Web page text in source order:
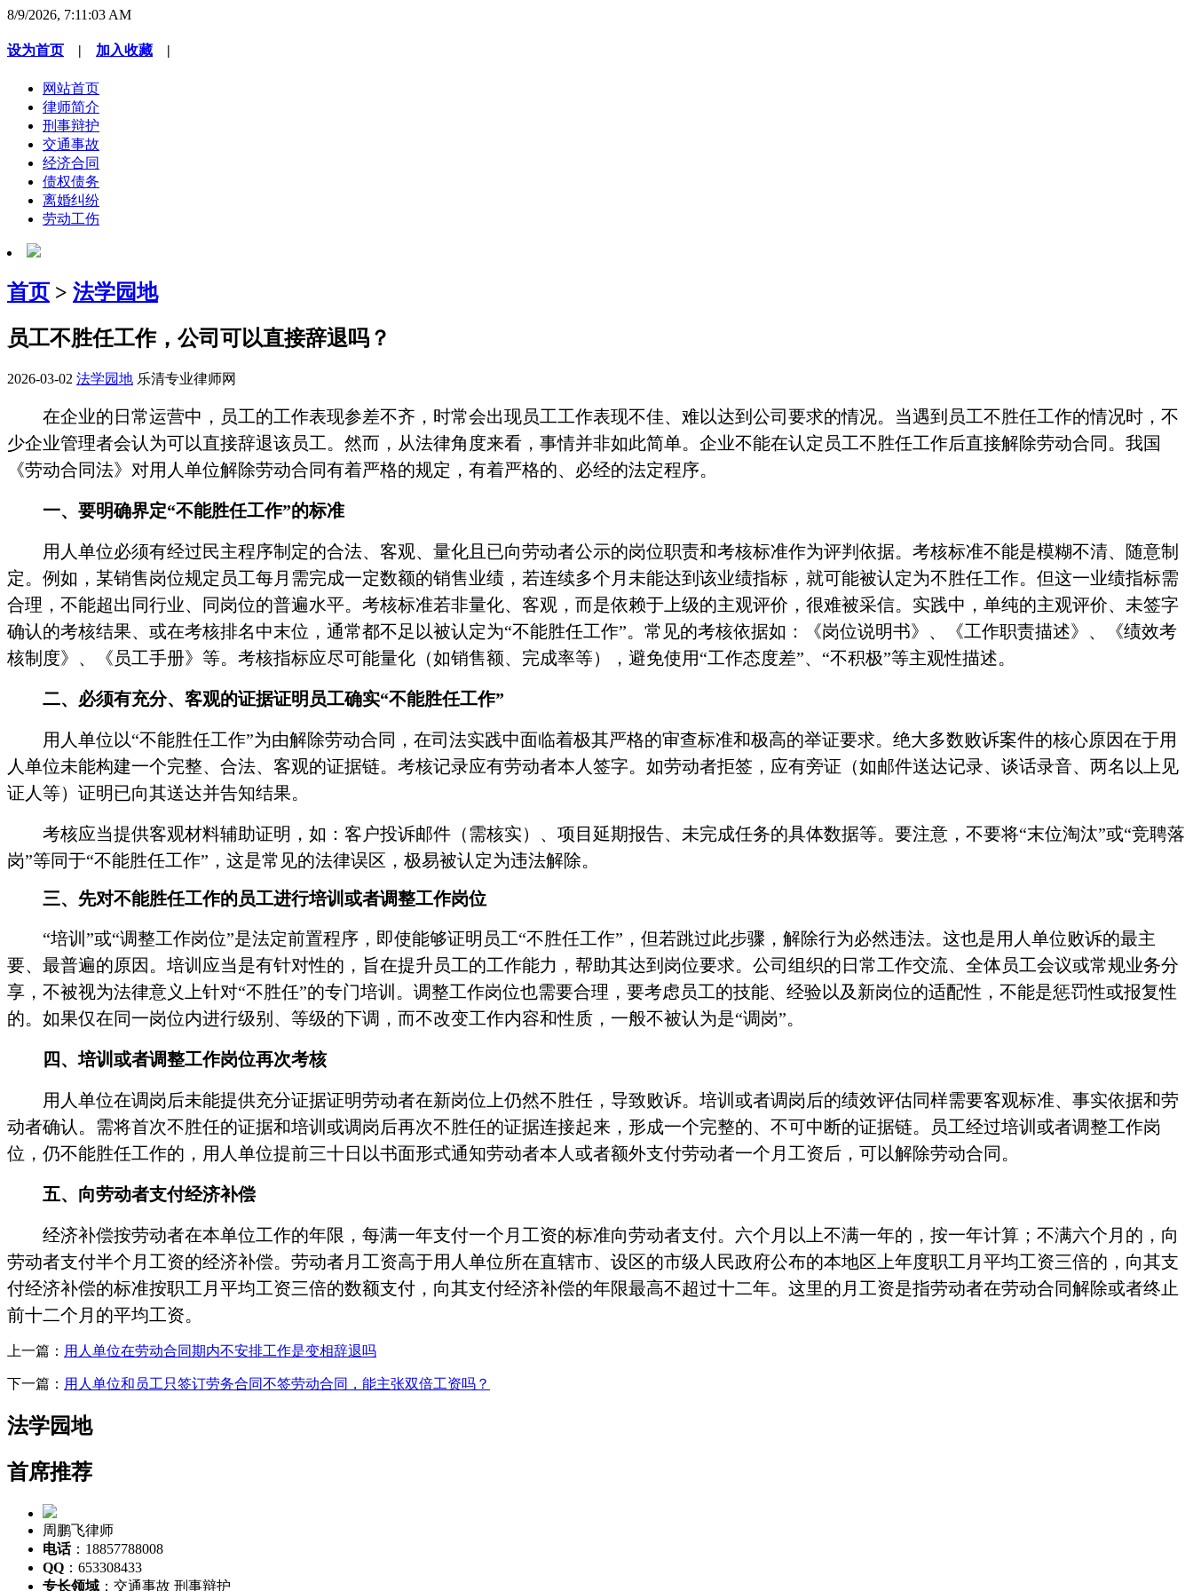
8/9/2026, 7:11:03 AM
设为首页 | 加入收藏 |
网站首页
律师简介
刑事辩护
交通事故
经济合同
债权债务
离婚纠纷
劳动工伤
首页 > 法学园地
员工不胜任工作，公司可以直接辞退吗？
2026-03-02 法学园地 乐清专业律师网
在企业的日常运营中，员工的工作表现参差不齐，时常会出现员工工作表现不佳、难以达到公司要求的情况。当遇到员工不胜任工作的情况时，不
少企业管理者会认为可以直接辞退该员工。然而，从法律角度来看，事情并非如此简单。企业不能在认定员工不胜任工作后直接解除劳动合同。我国
《劳动合同法》对用人单位解除劳动合同有着严格的规定，有着严格的、必经的法定程序。
一、要明确界定“不能胜任工作”的标准
用人单位必须有经过民主程序制定的合法、客观、量化且已向劳动者公示的岗位职责和考核标准作为评判依据。考核标准不能是模糊不清、随意制
定。例如，某销售岗位规定员工每月需完成一定数额的销售业绩，若连续多个月未能达到该业绩指标，就可能被认定为不胜任工作。但这一业绩指标需
合理，不能超出同行业、同岗位的普遍水平。考核标准若非量化、客观，而是依赖于上级的主观评价，很难被采信。实践中，单纯的主观评价、未签字
确认的考核结果、或在考核排名中末位，通常都不足以被认定为“不能胜任工作”。常见的考核依据如：《岗位说明书》、《工作职责描述》、《绩效考
核制度》、《员工手册》等。考核指标应尽可能量化（如销售额、完成率等），避免使用“工作态度差”、“不积极”等主观性描述。
二、必须有充分、客观的证据证明员工确实“不能胜任工作”
用人单位以“不能胜任工作”为由解除劳动合同，在司法实践中面临着极其严格的审查标准和极高的举证要求。绝大多数败诉案件的核心原因在于用
人单位未能构建一个完整、合法、客观的证据链。考核记录应有劳动者本人签字。如劳动者拒签，应有旁证（如邮件送达记录、谈话录音、两名以上见
证人等）证明已向其送达并告知结果。
考核应当提供客观材料辅助证明，如：客户投诉邮件（需核实）、项目延期报告、未完成任务的具体数据等。要注意，不要将“末位淘汰”或“竞聘落
岗”等同于“不能胜任工作”，这是常见的法律误区，极易被认定为违法解除。
三、先对不能胜任工作的员工进行培训或者调整工作岗位
“培训”或“调整工作岗位”是法定前置程序，即使能够证明员工“不胜任工作”，但若跳过此步骤，解除行为必然违法。这也是用人单位败诉的最主
要、最普遍的原因。培训应当是有针对性的，旨在提升员工的工作能力，帮助其达到岗位要求。公司组织的日常工作交流、全体员工会议或常规业务分
享，不被视为法律意义上针对“不胜任”的专门培训。调整工作岗位也需要合理，要考虑员工的技能、经验以及新岗位的适配性，不能是惩罚性或报复性
的。如果仅在同一岗位内进行级别、等级的下调，而不改变工作内容和性质，一般不被认为是“调岗”。
四、培训或者调整工作岗位再次考核
用人单位在调岗后未能提供充分证据证明劳动者在新岗位上仍然不胜任，导致败诉。培训或者调岗后的绩效评估同样需要客观标准、事实依据和劳
动者确认。需将首次不胜任的证据和培训或调岗后再次不胜任的证据连接起来，形成一个完整的、不可中断的证据链。员工经过培训或者调整工作岗
位，仍不能胜任工作的，用人单位提前三十日以书面形式通知劳动者本人或者额外支付劳动者一个月工资后，可以解除劳动合同。
五、 向劳动者支付经济补偿
经济补偿按劳动者在本单位工作的年限，每满一年支付一个月工资的标准向劳动者支付。六个月以上不满一年的，按一年计算；不满六个月的，向
劳动者支付半个月工资的经济补偿。劳动者月工资高于用人单位所在直辖市、设区的市级人民政府公布的本地区上年度职工月平均工资三倍的，向其支
付经济补偿的标准按职工月平均工资三倍的数额支付，向其支付经济补偿的年限最高不超过十二年。这里的月工资是指劳动者在劳动合同解除或者终止
前十二个月的平均工资。
上一篇： 用人单位在劳动合同期内不安排工作是变相辞退吗
下一篇： 用人单位和员工只签订劳务合同不签劳动合同，能主张双倍工资吗？
法学园地
首席推荐
周鹏飞律师
电话：18857788008
QQ ：653308433
专长领域 ：交通事故 刑事辩护